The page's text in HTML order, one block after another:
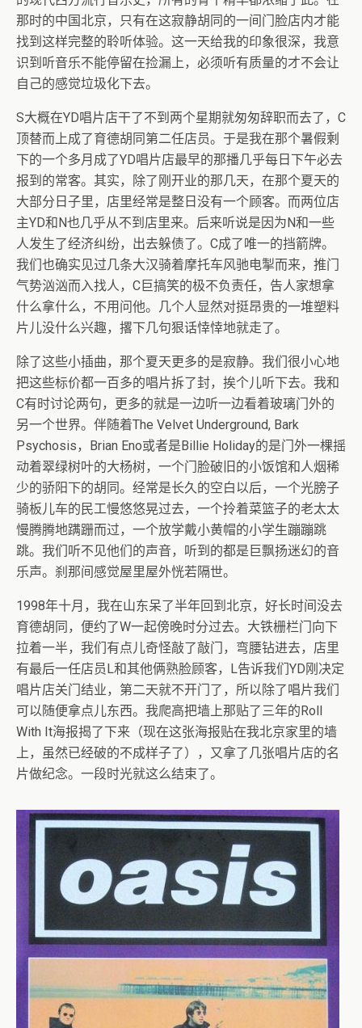
那时的中国北京，只有在这寂静胡同的一间门脸店内才能
找到这样完整的聆听体验。这一天给我的印象很深，我意
识到听音乐不能停留在捡漏上，必须听有质量的才不会让
自己的感觉垃圾化下去。
S大概在YD唱片店干了不到两个星期就匆匆辞职而去了，C
顶替而上成了育德胡同第二任店员。于是我在那个暑假剩
下的一个多月成了YD唱片店最早的那播几乎每日下午必去
报到的常客。其实，除了刚开业的那几天，在那个夏天的
大部分日子里，店里经常是整日没有一个顾客。而两位店
主YD和N也几乎从不到店里来。后来听说是因为N和一些
人发生了经济纠纷，出去躲债了。C成了唯一的挡箭牌。
我们也确实见过几条大汉骑着摩托车风驰电掣而来，推门
气势汹汹而入找人，C巨搞笑的极不负责任，告人家想拿
什么拿什么，不用问他。几个人显然对挺昂贵的一堆塑料
片儿没什么兴趣，撂下几句狠话悻悻地就走了。
除了这些小插曲，那个夏天更多的是寂静。我们很小心地
把这些标价都一百多的唱片拆了封，挨个儿听下去。我和
C有时讨论两句，更多的就是一边听一边看着玻璃门外的
另一个世界。伴随着The Velvet Underground, Bark
Psychosis，Brian Eno或者是Billie Holiday的是门外一棵摇
动着翠绿树叶的大杨树，一个门脸破旧的小饭馆和人烟稀
少的骄阳下的胡同。经常是长久的空白以后，一个光膀子
骑板儿车的民工慢悠悠晃过去，一个拎着菜篮子的老太太
慢腾腾地蹒跚而过，一个放学戴小黄帽的小学生蹦蹦跳
跳。我们听不见他们的声音，听到的都是巨飘扬迷幻的音
乐声。刹那间感觉屋里屋外恍若隔世。
1998年十月，我在山东呆了半年回到北京，好长时间没去
育德胡同，便约了W一起傍晚时分过去。大铁栅栏门向下
拉着一半，我们有点儿奇怪敲了敲门，弯腰钻进去，店里
有最后一任店员L和其他俩熟脸顾客，L告诉我们YD刚决定
唱片店关门结业，第二天就不开门了，所以除了唱片我们
可以随便拿点儿东西。我爬高把墙上那贴了三年的Roll
With It海报揭了下来（现在这张海报贴在我北京家里的墙
上，虽然已经破的不成样子了），又拿了几张唱片店的名
片做纪念。一段时光就这么结束了。